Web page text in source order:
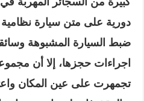
دورية على متن سيارة
ضبط السيارة المشبوهة
اجراءات حجزها، إلا أن
تجمهرت على عين المكان